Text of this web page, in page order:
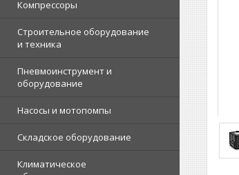
Компрессоры
Строительное оборудование
и техника
Пневмоинструмент и
оборудование
Насосы и мотопомпы
Складское оборудование
Климатическое